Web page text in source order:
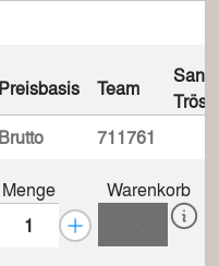
Preisbasis Team
Brutto 711761
Menge Warenkorb